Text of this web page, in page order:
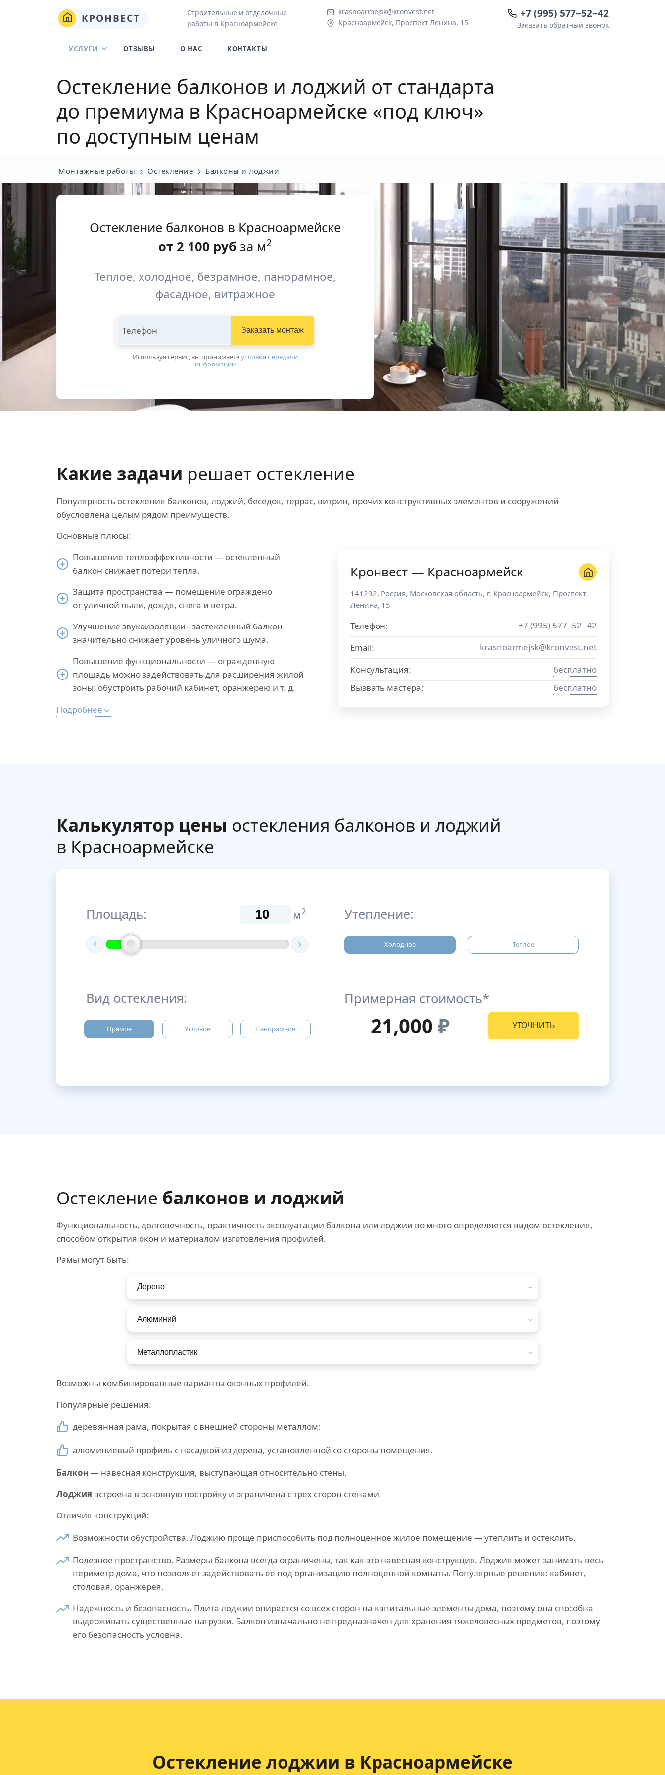
КРОНВЕСТ
Строительные и отделочные
работы в Красноармейске
krasnoarmejsk@kronvest.net
Красноармейск, Проспект Ленина, 15
+7 (995) 577−52−42
Заказать обратный звонок
УСЛУГИ ОТЗЫВЫ О НАС КОНТАКТЫ
Остекление балконов и лоджий от стандарта
до премиума в Красноармейске «под ключ»
по доступным ценам
Монтажные работы Остекление Балконы и лоджии
Остекление балконов в Красноармейске
от 2 100 руб за м2
Теплое, холодное, безрамное, панорамное,
фасадное, витражное
Телефон Заказать монтаж
Используя сервис, вы принимаетeусловия передачи
информации
Какие задачи решает остекление
Популярность остекления балконов, лоджий, беседок, террас, витрин, прочих конструктивных элементов и сооружений
обусловлена целым рядом преимуществ.
Основные плюсы:
Повышение теплоэффективности — остекленный
балкон снижает потери тепла.
Защита пространства — помещение ограждено
от уличной пыли, дождя, снега и ветра.
Улучшение звукоизоляции– застекленный балкон
значительно снижает уровень уличного шума.
Повышение функциональности — огражденную
площадь можно задействовать для расширения жилой
зоны: обустроить рабочий кабинет, оранжерею и т. д.
Подробнее
Кронвест — Красноармейск
141292, Россия, Московская область, г. Красноармейск, Проспект
Ленина, 15
Телефон:
+7 (995) 577−52−42
Email:
krasnoarmejsk@kronvest.net
Консультация:
бесплатно
Вызвать мастера:
бесплатно
Калькулятор цены остекления балконов и лоджий
в Красноармейске
Площадь: м2
Вид остекления:
Прямое Угловое Панорамное
Утепление:
Холодное Теплое
Примерная стоимость*
21,000 ₽ УТОЧНИТЬ
Остекление балконов и лоджий
Функциональность, долговечность, практичность эксплуатации балкона или лоджии во много определяется видом остекления,
способом открытия окон и материалом изготовления профилей.
Рамы могут быть:
Дерево
Алюминий
Металлопластик
Возможны комбинированные варианты оконных профилей.
Популярные решения:
деревянная рама, покрытая с внешней стороны металлом;
алюминиевый профиль с насадкой из дерева, установленной со стороны помещения.
Балкон — навесная конструкция, выступающая относительно стены.
Лоджия встроена в основную постройку и ограничена с трех сторон стенами.
Отличия конструкций:
Возможности обустройства. Лоджию проще приспособить под полноценное жилое помещение — утеплить и остеклить.
Полезное пространство. Размеры балкона всегда ограничены, так как это навесная конструкция. Лоджия может занимать весь
периметр дома, что позволяет задействовать ее под организацию полноценной комнаты. Популярные решения: кабинет,
столовая, оранжерея.
Надежность и безопасность. Плита лоджии опирается со всех сторон на капитальные элементы дома, поэтому она способна
выдерживать существенные нагрузки. Балкон изначально не предназначен для хранения тяжеловесных предметов, поэтому
его безопасность условна.
Остекление лоджии в Красноармейске